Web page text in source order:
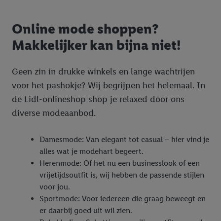
Online mode shoppen?
Makkelijker kan bijna niet!
Geen zin in drukke winkels en lange wachtrijen
voor het pashokje? Wij begrijpen het helemaal. In
de Lidl-onlineshop shop je relaxed door ons
diverse modeaanbod.
Damesmode: Van elegant tot casual – hier vind je
alles wat je modehart begeert.
Herenmode: Of het nu een businesslook of een
vrijetijdsoutfit is, wij hebben de passende stijlen
voor jou.
Sportmode: Voor iedereen die graag beweegt en
er daarbij goed uit wil zien.
en Lidl-diensten, met behulp van jouw gehashte e-mailadres en
met eventuele andere identifiers of met identifiers waarover
Criteo S.A. beschikt, aan jou kunnen worden toegewezen.
vergelijkbare technieken en met welke verwerkingsdoeleinden
je instemt. Verder kan je er meer informatie vinden over de
gegevensverwerking.
Door te klikken op "Weigeren", kies je voor de optie dat er enkel
technisch noodzakelijke cookies en vergelijkbare technieken
Door op "Akkoord" te klikken, stem je in met alle verwerkingen
voor alle bovengenoemde doeleinden. Meer informatie,
inclusief over de opslagperiode van de gegevens en je recht om
jouw toestemming op elk gewenst moment in te trekken, vind je
privacyverklaring
website hier.Klikhiervoor meer informatie over de cookies die
wij inzetten.